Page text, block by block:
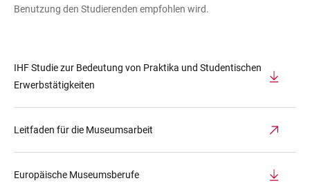
Benutzung den Studierenden empfohlen wird.
IHF Studie zur Bedeutung von Praktika und Studentischen
Erwerbstätigkeiten
Leitfaden für die Museumsarbeit
Europäische Museumsberufe